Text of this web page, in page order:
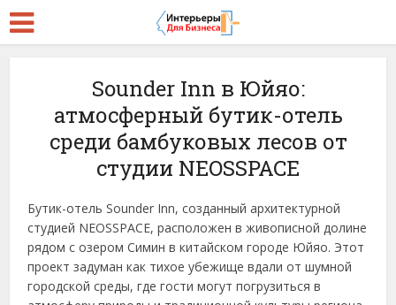
Sounder Inn в Юйяо:
атмосферный бутик-отель
среди бамбуковых лесов от
студии NEOSSPACE
Бутик-отель Sounder Inn, созданный архитектурной
студией NEOSSPACE, расположен в живописной долине
рядом с озером Симин в китайском городе Юйяо. Этот
проект задуман как тихое убежище вдали от шумной
городской среды, где гости могут погрузиться в